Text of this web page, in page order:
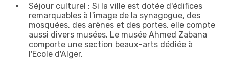
Séjour culturel : Si la ville est dotée d'édifices
remarquables à l'image de la synagogue, des
mosquées, des arènes et des portes, elle compte
aussi divers musées. Le musée Ahmed Zabana
comporte une section beaux-arts dédiée à
l'Ecole d'Alger.